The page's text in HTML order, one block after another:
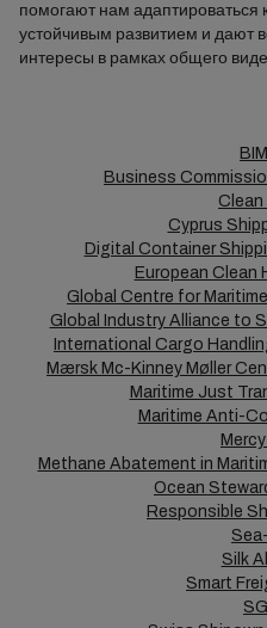
помогают нам
устойчивым развитием и дают
интересы в рамках общего
Business
Cyprus
Digital Container
European Clean
Global Centre for
Global Industry Alliance to
International Cargo
Mærsk Mc-Kinney Møller
Maritime Just
Maritime Anti-
Methane Abatement in
Ocean
Responsible
Silk
Smart